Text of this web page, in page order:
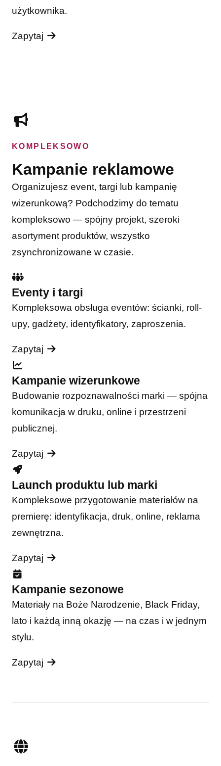
użytkownika.
Zapytaj
KOMPLEKSOWO
Kampanie reklamowe
Organizujesz event, targi lub kampanię
wizerunkową? Podchodzimy do tematu
kompleksowo — spójny projekt, szeroki
asortyment produktów, wszystko
zsynchronizowane w czasie.
Eventy i targi
Kompleksowa obsługa eventów: ścianki, roll-
upy, gadżety, identyfikatory, zaproszenia.
Zapytaj
Kampanie wizerunkowe
Budowanie rozpoznawalności marki — spójna
komunikacja w druku, online i przestrzeni
publicznej.
Zapytaj
Launch produktu lub marki
Kompleksowe przygotowanie materiałów na
premierę: identyfikacja, druk, online, reklama
zewnętrzna.
Zapytaj
Kampanie sezonowe
Materiały na Boże Narodzenie, Black Friday,
lato i każdą inną okazję — na czas i w jednym
stylu.
Zapytaj